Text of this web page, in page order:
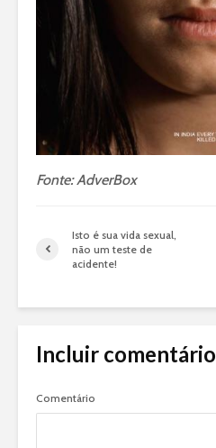
Fonte: AdverBox
Isto é sua vida sexual,
não um teste de
acidente!
Incluir comentário
Comentário